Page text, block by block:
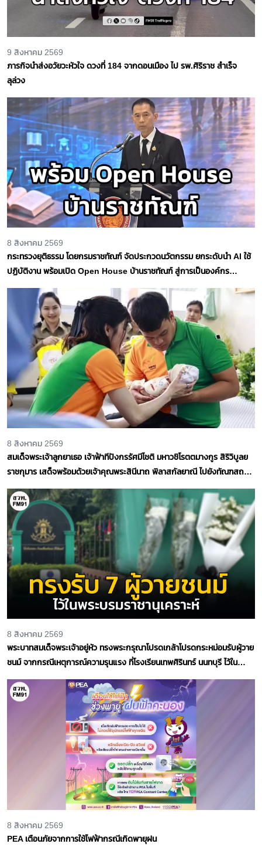
9 สิงหาคม 2569
ภารกิจนำส่งอวัยวะหัวใจ ดวงที่ 184 จากดอนเมือง ไป รพ.ศิริราช สำเร็จ
ลุล่วง
8 สิงหาคม 2569
กระทรวงยุติธรรม โดยกรมราชทัณฑ์ จัดประกวดนวัตกรรม ยกระดับนำ AI ใช้
ปฏิบัติงาน พร้อมเปิด Open House บ้านราชทัณฑ์ สู่การเป็นองค์กร
8 สิงหาคม 2569
สมเด็จพระเจ้าลูกยาเธอ เจ้าฟ้าทีปังกรรัศมีโชติ มหาวชิโรตตมางกูร สิริวิบูลย
ราชกุมาร เสด็จพร้อมด้วยเจ้าคุณพระสินีนาถ พิลาสกัลยาณี ไปยังทัณฑสถาน
8 สิงหาคม 2569
พระบาทสมเด็จพระเจ้าอยู่หัว ทรงพระกรุณาโปรดเกล้าโปรดกระหม่อมรับผู้วาย
ชนม์ จากกรณีเหตุการณ์ความรุนแรง ที่โรงเรียนเทพศิรินทร์ นนทบุรี ไว้ใน
พระบรมราชานุเคราะห์ จำนวน 7 ราย
8 สิงหาคม 2569
PEA เตือนภัยจากการใช้ไฟฟ้ากรณีเกิดพายุฝน